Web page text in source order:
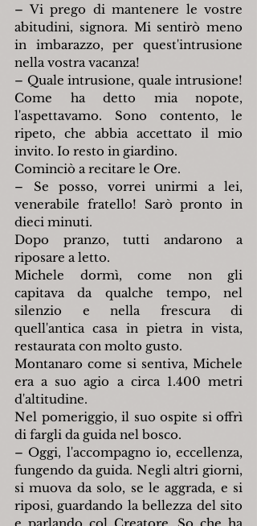
– Vi prego di mantenere le vostre
abitudini, signora. Mi sentirò meno
in imbarazzo, per quest'intrusione
nella vostra vacanza!
– Quale intrusione, quale intrusione!
Come ha detto mia nopote,
l'aspettavamo. Sono contento, le
ripeto, che abbia accettato il mio
invito. Io resto in giardino.
Cominciò a recitare le Ore.
– Se posso, vorrei unirmi a lei,
venerabile fratello! Sarò pronto in
dieci minuti.
Dopo pranzo, tutti andarono a
riposare a letto.
Michele dormì, come non gli
capitava da qualche tempo, nel
silenzio e nella frescura di
quell'antica casa in pietra in vista,
restaurata con molto gusto.
Montanaro come si sentiva, Michele
era a suo agio a circa 1.400 metri
d'altitudine.
Nel pomeriggio, il suo ospite si offrì
di fargli da guida nel bosco.
– Oggi, l'accompagno io, eccellenza,
fungendo da guida. Negli altri giorni,
si muova da solo, se le aggrada, e si
riposi, guardando la bellezza del sito